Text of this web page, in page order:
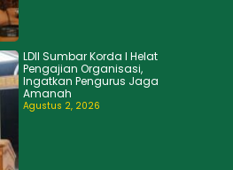
LDII Sumbar Korda I Helat
Pengajian Organisasi,
Ingatkan Pengurus Jaga
Amanah
Agustus 2, 2026